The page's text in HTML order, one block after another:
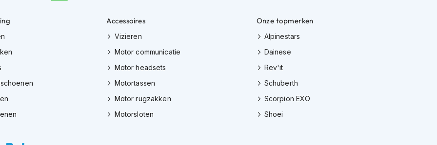
Accessoires
Vizieren
Motor communicatie
Motor headsets
Motortassen
Motor rugzakken
Motorsloten
Onze topmerken
Alpinestars
Dainese
Rev'it
Schuberth
Scorpion EXO
Shoei